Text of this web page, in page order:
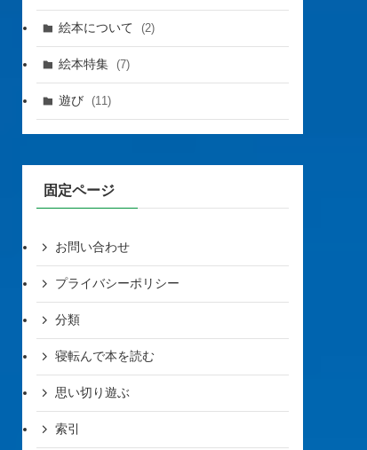
絵本について (2)
絵本特集 (7)
遊び (11)
固定ページ
お問い合わせ
プライバシーポリシー
分類
寝転んで本を読む
思い切り遊ぶ
索引